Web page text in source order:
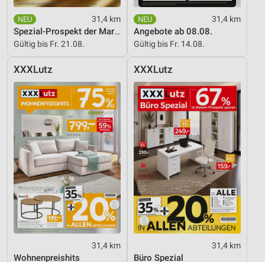
31,4 km
Spezial-Prospekt der Marken
Gültig bis Fr. 21.08.
31,4 km
Angebote ab 08.08.
Gültig bis Fr. 14.08.
XXXLutz
31,4 km
Wohnenpreishits
XXXLutz
31,4 km
Büro Spezial